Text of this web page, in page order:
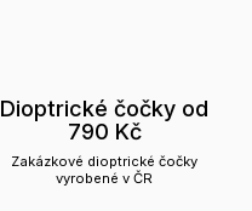
Dioptrické čočky od
790 Kč
Zakázkové dioptrické čočky
vyrobené v ČR